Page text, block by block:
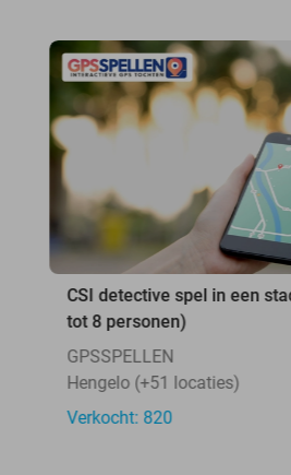
CSI detective spel in een
tot 8 personen)
GPSSPELLEN
Hengelo (+51 locaties)
Verkocht: 820